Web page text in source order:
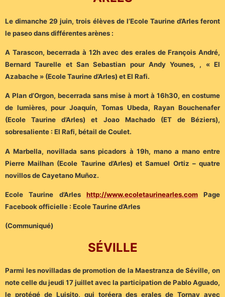
Le dimanche 29 juin, trois élèves de l’Ecole Taurine d’Arles feront
le paseo dans différentes arènes :
A Tarascon, becerrada à 12h avec des erales de François André,
Bernard Taurelle et San Sebastian pour Andy Younes, , « El
Azabache » (Ecole Taurine d’Arles) et El Rafi.
A Plan d’Orgon, becerrada sans mise à mort à 16h30, en costume
de lumières, pour Joaquín, Tomas Ubeda, Rayan Bouchenafer
(Ecole Taurine d’Arles) et Joao Machado (ET de Béziers),
sobresaliente : El Rafi, bétail de Coulet.
A Marbella, novillada sans picadors à 19h, mano a mano entre
Pierre Mailhan (Ecole Taurine d’Arles) et Samuel Ortiz – quatre
novillos de Cayetano Muñoz.
Ecole Taurine d’Arles http://www.ecoletaurinearles.com
Page
Facebook officielle : Ecole Taurine d’Arles
(Communiqué)
SÉVILLE
Parmi les novilladas de promotion de la Maestranza de Séville, on
note celle du jeudi 17 juillet avec la participation de Pablo Aguado,
le protégé de Luisito, qui toréera des erales de Tornay avec